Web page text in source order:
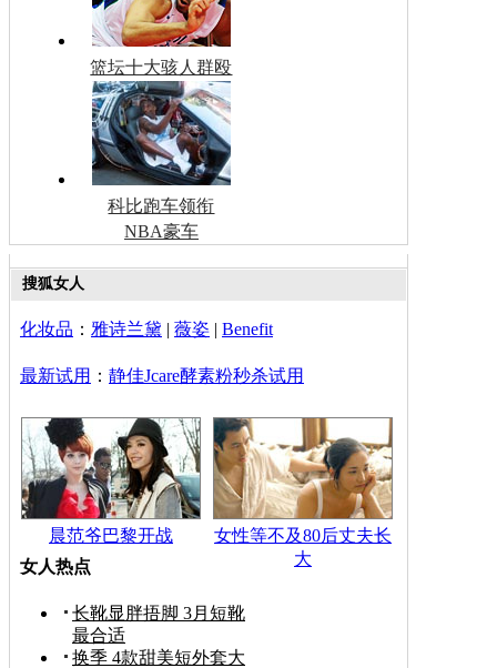
篮坛十大骇人群殴
科比跑车领衔
NBA豪车
搜狐女人
化妆品 ： 雅诗兰黛 | 薇姿 | Benefit
最新试用 ： 静佳Jcare酵素粉秒杀试用
晨范爷巴黎开战
女性等不及80后丈夫长
大
女人热点
长靴显胖捂脚 3月短靴
最合适
换季 4款甜美短外套大